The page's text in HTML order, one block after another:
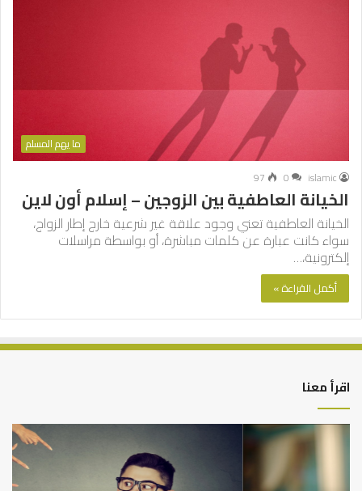
ما يهم المسلم
islamic
0
97
الخيانة العاطفية بين الزوجين – إسلام أون لاين
الخيانة العاطفية تعني وجود علاقة غير شرعية خارج إطار الزواج،
سواء كانت عبارة عن كلمات مباشرة، أو بواسطة مراسلات
إلكترونية،…
أكمل القراءة »
اقرأ معنا
من
المسؤلية